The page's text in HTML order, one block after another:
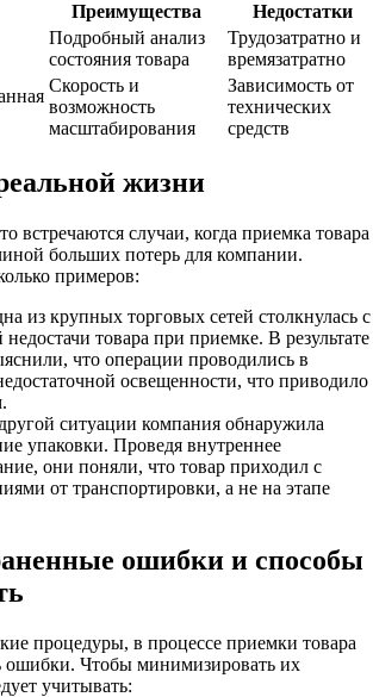
Преимущества
Недостатки
Подробный анализ
состояния товара
Трудозатратно и
времязатратно
Скорость и
возможность
масштабирования
Зависимость от
технических
средств
жизни
встречаются случаи, когда приемка товара
больших потерь для компании.
примеров:
из крупных торговых сетей столкнулась с
товара при приемке. В результате
что операции проводились в
освещенности, что приводило
ситуации компания обнаружила
упаковки. Проведя внутреннее
они поняли, что товар приходил с
от транспортировки, а не на этапе
ошибки и способы
процедуры, в процессе приемки товара
ошибки. Чтобы минимизировать их
учитывать: